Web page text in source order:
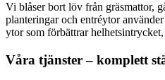
Vi blåser bort löv från gräsmattor,
planteringar och entréytor
ytor som förbättrar
Våra tjänster – komplett